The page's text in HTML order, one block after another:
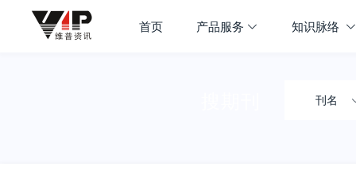
首页 产品服务 知识脉络
刊名